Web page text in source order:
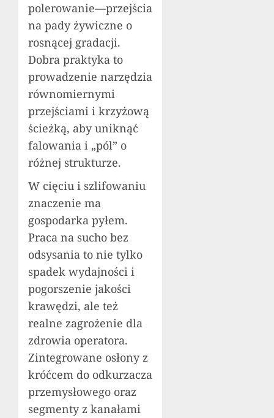
polerowanie—przejścia
na pady żywiczne o
rosnącej gradacji.
Dobra praktyka to
prowadzenie narzędzia
równomiernymi
przejściami i krzyżową
ścieżką, aby uniknąć
falowania i „pól” o
różnej strukturze.
W cięciu i szlifowaniu
znaczenie ma
gospodarka pyłem.
Praca na sucho bez
odsysania to nie tylko
spadek wydajności i
pogorszenie jakości
krawędzi, ale też
realne zagrożenie dla
zdrowia operatora.
Zintegrowane osłony z
króćcem do odkurzacza
przemysłowego oraz
segmenty z kanałami